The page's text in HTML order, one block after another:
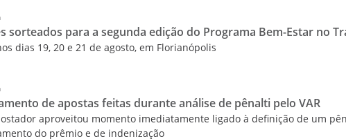
sorteados para a segunda edição do Programa Bem-Estar no
dias 19, 20 e 21 de agosto, em Florianópolis
de apostas feitas durante análise de pênalti pelo VAR
aproveitou momento imediatamente ligado à definição de um
do prêmio e de indenização